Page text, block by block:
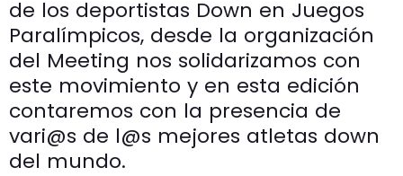
de los deportistas Down en Juegos
Paralímpicos, desde la organización
del Meeting nos solidarizamos con
este movimiento y en esta edición
contaremos con la presencia de
vari@s de l@s mejores atletas down
del mundo.